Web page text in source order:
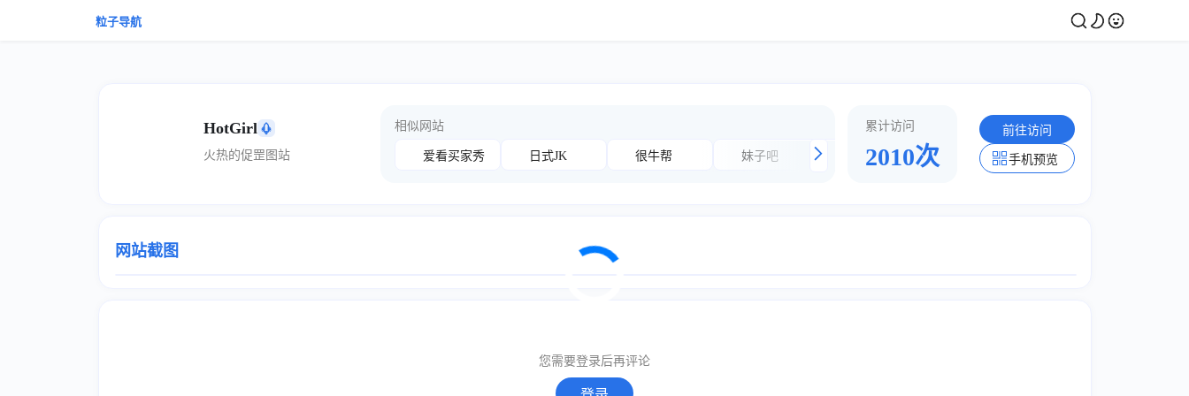
粒子导航
HotGirl
火热的促罡图站
相似网站
爱看买家秀 日式JK 很牛帮 妹子吧 微博美女 街拍团 图虫网
累计访问
2010次
前往访问
手机预览
网站截图
您需要登录后再评论